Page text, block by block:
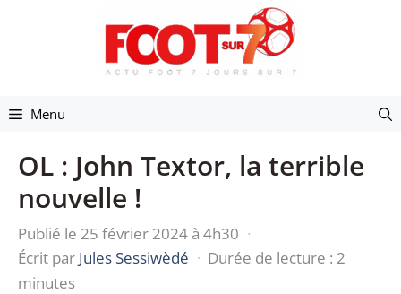
Menu
OL : John Textor, la terrible
nouvelle !
Publié le 25 février 2024 à 4h30 ·
Écrit par Jules Sessiwèdé · Durée de lecture : 2
minutes